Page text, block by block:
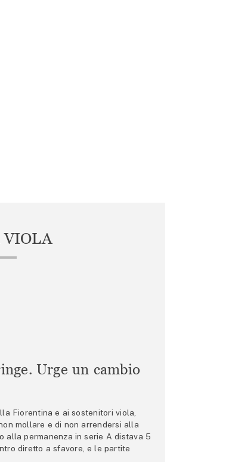
VIOLA
Urge un cambio
Fiorentina e ai sostenitori viola,
mollare e di non arrendersi alla
alla permanenza in serie A distava 5
diretto a sfavore, e le partite